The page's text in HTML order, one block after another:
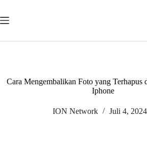
content
Cara Mengembalikan Foto yang
Iphone
ION Network Juli 4, 2024